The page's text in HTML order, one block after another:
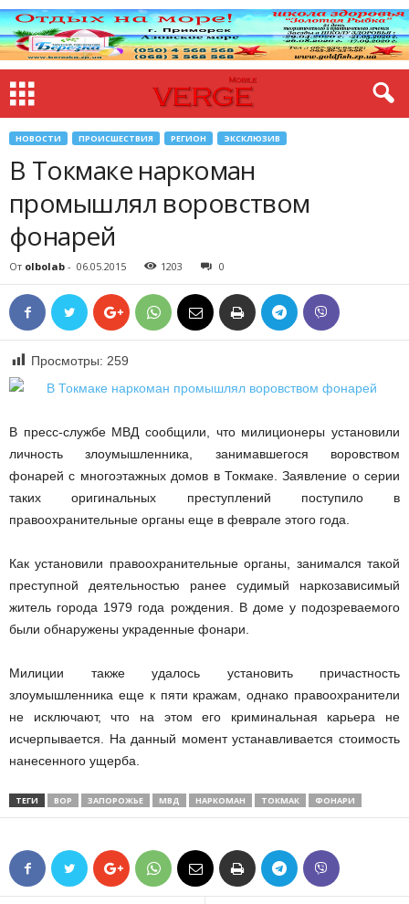
НОВОСТИ ПРОИСШЕСТВИЯ РЕГИОН ЭКСКЛЮЗИВ
В Токмаке наркоман
промышлял воровством
фонарей
От olbolab - 06.05.2015 1203 0
Просмотры: 259
В пресс-службе МВД сообщили, что милиционеры установили
личность злоумышленника, занимавшегося воровством
фонарей с многоэтажных домов в Токмаке. Заявление о серии
таких оригинальных преступлений поступило в
правоохранительные органы еще в феврале этого года.
Как установили правоохранительные органы, занимался такой
преступной деятельностью ранее судимый наркозависимый
житель города 1979 года рождения. В доме у подозреваемого
были обнаружены украденные фонари.
Милиции также удалось установить причастность
злоумышленника еще к пяти кражам, однако правоохранители
не исключают, что на этом его криминальная карьера не
исчерпывается. На данный момент устанавливается стоимость
нанесенного ущерба.
ТЕГИ ВОР ЗАПОРОЖЬЕ МВД НАРКОМАН ТОКМАК ФОНАРИ